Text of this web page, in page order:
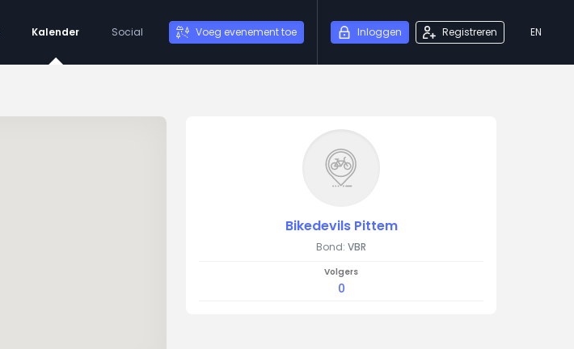
Kalender Social Voeg evenement toe Inloggen Registreren EN
Bikedevils Pittem
Bond: VBR
Volgers
0